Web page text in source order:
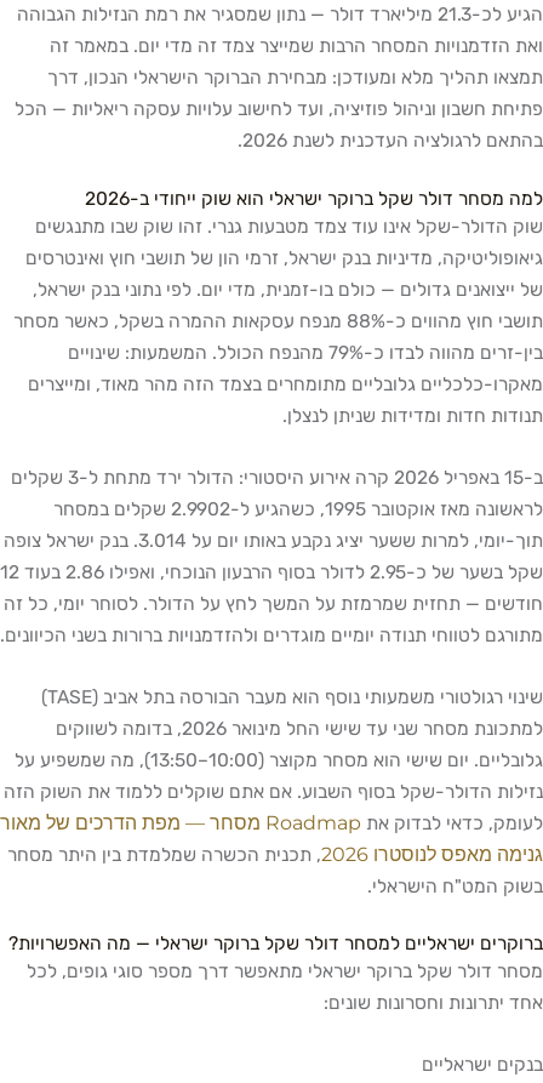
הגיע לכ-21.3 מיליארד דולר — נתון שמסגיר את רמת הנזילות הגבוהה
ואת הזדמנויות המסחר הרבות שמייצר צמד זה מדי יום. במאמר זה
תמצאו תהליך מלא ומעודכן: מבחירת הברוקר הישראלי הנכון, דרך
פתיחת חשבון וניהול פוזיציה, ועד לחישוב עלויות עסקה ריאליות — הכל
בהתאם לרגולציה העדכנית לשנת 2026.
למה מסחר דולר שקל ברוקר ישראלי הוא שוק ייחודי ב-2026
שוק הדולר-שקל אינו עוד צמד מטבעות גנרי. זהו שוק שבו מתנגשים
גיאופוליטיקה, מדיניות בנק ישראל, זרמי הון של תושבי חוץ ואינטרסים
של ייצואנים גדולים — כולם בו-זמנית, מדי יום. לפי נתוני בנק ישראל,
תושבי חוץ מהווים כ-88% מנפח עסקאות ההמרה בשקל, כאשר מסחר
בין-זרים מהווה לבדו כ-79% מהנפח הכולל. המשמעות: שינויים
מאקרו-כלכליים גלובליים מתומחרים בצמד הזה מהר מאוד, ומייצרים
תנודות חדות ומדידות שניתן לנצלן.
ב-15 באפריל 2026 קרה אירוע היסטורי: הדולר ירד מתחת ל-3 שקלים
לראשונה מאז אוקטובר 1995, כשהגיע ל-2.9902 שקלים במסחר
תוך-יומי, למרות ששער יציג נקבע באותו יום על 3.014. בנק ישראל צופה
שקל בשער של כ-2.95 לדולר בסוף הרבעון הנוכחי, ואפילו 2.86 בעוד 12
חודשים — תחזית שמרמזת על המשך לחץ על הדולר. לסוחר יומי, כל זה
מתורגם לטווחי תנודה יומיים מוגדרים ולהזדמנויות ברורות בשני הכיוונים.
שינוי רגולטורי משמעותי נוסף הוא מעבר הבורסה בתל אביב (TASE)
למתכונת מסחר שני עד שישי החל מינואר 2026, בדומה לשווקים
גלובליים. יום שישי הוא מסחר מקוצר (10:00–13:50), מה שמשפיע על
נזילות הדולר-שקל בסוף השבוע. אם אתם שוקלים ללמוד את השוק הזה
לעומק, כדאי לבדוק את
Roadmap מסחר — מפת הדרכים של מאור
גנימה מאפס לנוסטרו 2026
, תכנית הכשרה שמלמדת בין היתר מסחר
בשוק המט"ח הישראלי.
ברוקרים ישראליים למסחר דולר שקל ברוקר ישראלי — מה האפשרויות?
מסחר דולר שקל ברוקר ישראלי מתאפשר דרך מספר סוגי גופים, לכל
אחד יתרונות וחסרונות שונים:
בנקים ישראליים